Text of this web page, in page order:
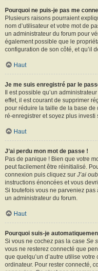
Pourquoi ne puis-je pas me
Plusieurs raisons pourraient
nom d’utilisateur et votre mot de
un administrateur du forum pour
également possible que le
configuration de son côté, et qu’il
Haut
Je me suis enregistré par le
Il est possible qu’un
effet, il est courant de supprimer
pour réduire la taille de la base de
ré-enregistrer et soyez plus investi
Haut
J’ai perdu mon mot de passe !
Pas de panique ! Bien que votre
peut facilement être réinitialisé.
connexion puis cliquez sur J’ai
instructions énoncées et vous
Si toutefois vous ne parveniez
un administrateur du forum.
Haut
Pourquoi suis-je
Si vous ne cochez pas la case Se
vous ne resterez connecté que
que quelqu’un d’autre utilise
ordinateur. Pour rester connecté,